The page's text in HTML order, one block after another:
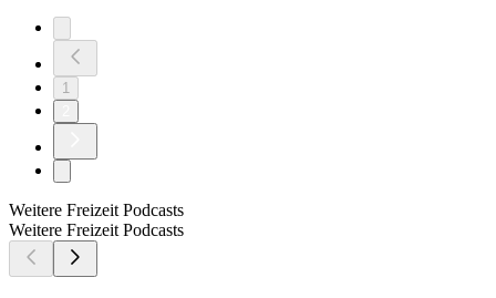
1
Weitere Freizeit Podcasts
Weitere Freizeit Podcasts